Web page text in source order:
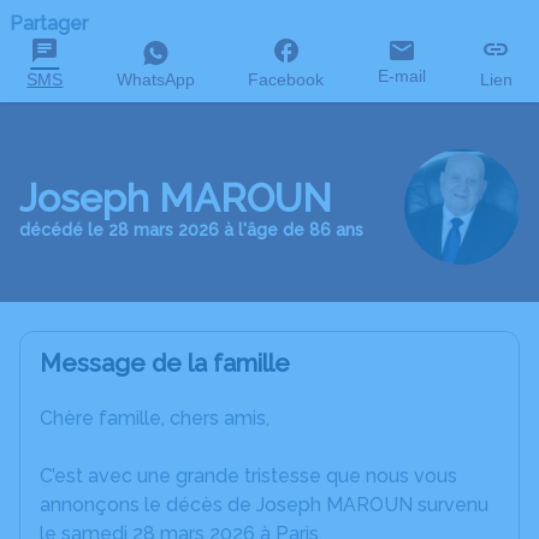
Partager
SMS WhatsApp Facebook E-mail Lien
Joseph MAROUN
décédé le 28 mars 2026 à l'âge de 86 ans
Message de la famille
Chère famille, chers amis,
C’est avec une grande tristesse que nous vous
annonçons le décès de Joseph MAROUN survenu
le samedi 28 mars 2026 à Paris.